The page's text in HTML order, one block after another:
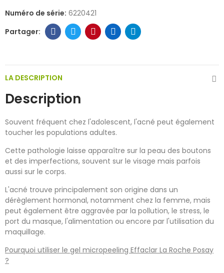
Numéro de série: 6220421
LA DESCRIPTION
Description
Souvent fréquent chez l'adolescent, l'acné peut également
toucher les populations adultes.
Cette pathologie laisse apparaître sur la peau des boutons
et des imperfections, souvent sur le visage mais parfois
aussi sur le corps.
L'acné trouve principalement son origine dans un
dérèglement hormonal, notamment chez la femme, mais
peut également être aggravée par la pollution, le stress, le
port du masque, l'alimentation ou encore par l'utilisation du
maquillage.
Pourquoi utiliser le gel micropeeling Effaclar La Roche Posay
?